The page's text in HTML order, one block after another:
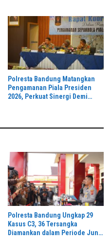
Polresta Bandung Matangkan
Pengamanan Piala Presiden
2026, Perkuat Sinergi Demi
Polresta Bandung Ungkap 29
Kasus C3, 36 Tersangka
Diamankan dalam Periode Juni-